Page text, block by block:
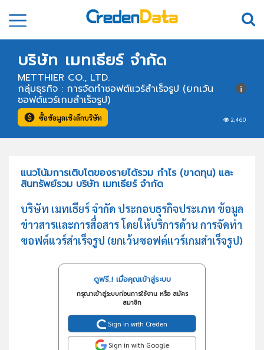
บริษัท เมทเธียร์ จำกัด
METTHIER CO., LTD.
2,460
กลุ่มธุรกิจ : การจัดทำซอฟต์แวร์สำเร็จรูป (ยกเว้น
ซอฟต์แวร์เกมสำเร็จรูป)
ซื้อข้อมูลเชิงลึกบริษัท
แนวโน้มการเติบโตของรายได้รวม กำไร (ขาดทุน) และ
สินทรัพย์รวม บริษัท เมทเธียร์ จำกัด
บริษัท เมทเธียร์ จำกัด ประกอบธุรกิจประเภท ข้อมูล
ข่าวสารและการสื่อสาร โดยให้บริการด้าน การจัดทำ
ซอฟต์แวร์สำเร็จรูป (ยกเว้นซอฟต์แวร์เกมสำเร็จรูป)
ดูฟรี..! เมื่อคุณเข้าสู่ระบบ
กรุณาเข้าสู่ระบบก่อนการใช้งาน หรือ สมัคร
สมาชิก
Sign in with Creden
Sign in with Google